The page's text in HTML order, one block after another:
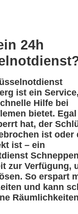
24h
ist ein
Hilfe bei
bietet.
hat, der
ist oder
ist – ein
zur Verfügung,
So erspart
und kann
Räumlichkeiten